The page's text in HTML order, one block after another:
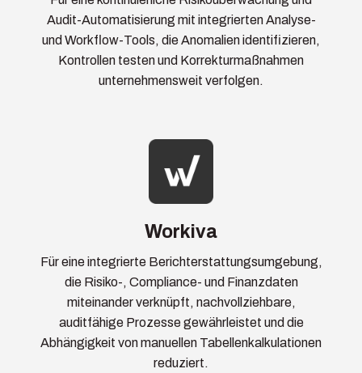
Audit-Automatisierung mit integrierten Analyse-
und Workflow-Tools, die Anomalien identifizieren,
Kontrollen testen und Korrekturmaßnahmen
unternehmensweit verfolgen.
Workiva
Für eine integrierte Berichterstattungsumgebung,
die Risiko-, Compliance- und Finanzdaten
miteinander verknüpft, nachvollziehbare,
auditfähige Prozesse gewährleistet und die
Abhängigkeit von manuellen Tabellenkalkulationen
reduziert.